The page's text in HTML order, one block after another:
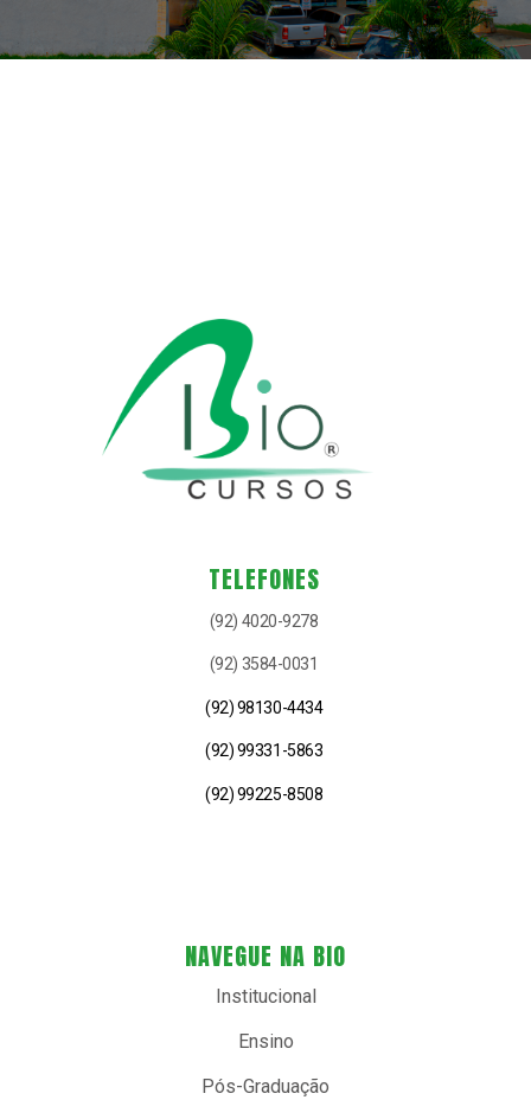
TELEFONES
(92) 4020-9278
(92) 3584-0031
(92) 98130-4434
(92) 99331-5863
(92) 99225-8508
NAVEGUE NA BIO
Institucional
Ensino
Pós-Graduação